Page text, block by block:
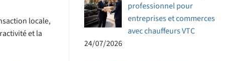
locale,
et la
professionnel pour
entreprises et commerces
avec chauffeurs VTC
24/07/2026